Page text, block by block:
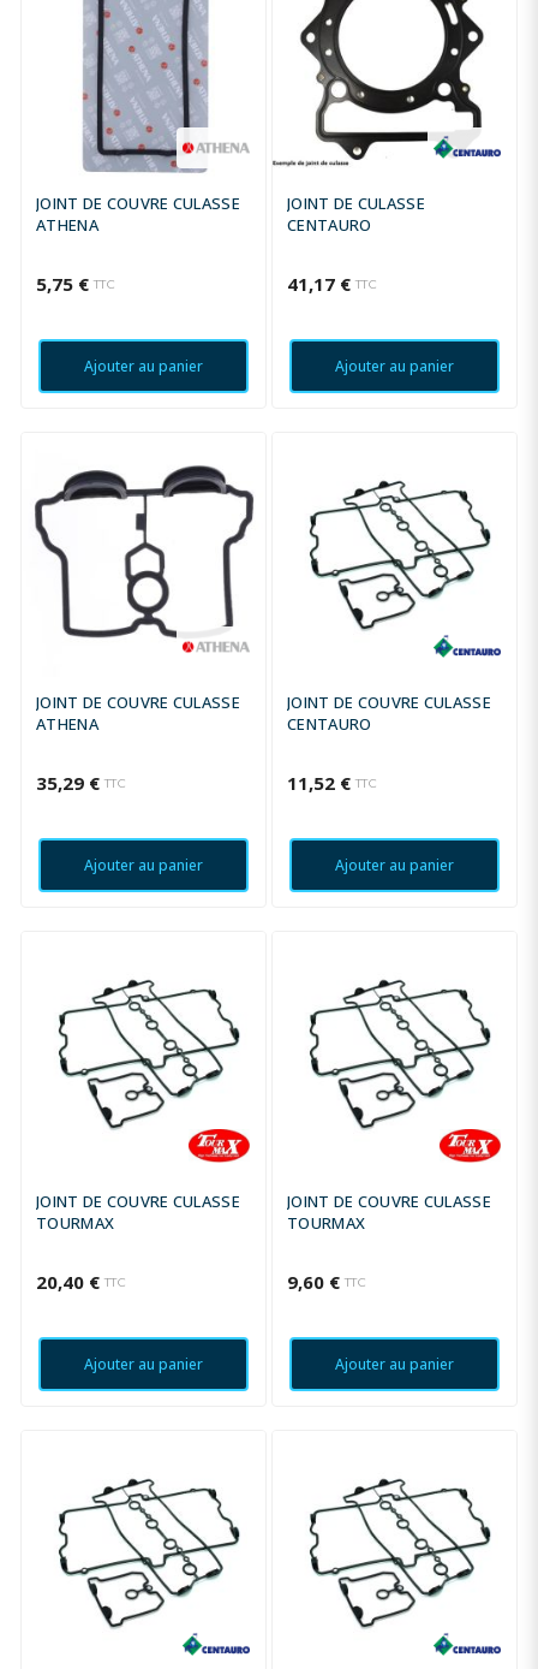
JOINT DE COUVRE CULASSE
ATHENA
5,75 € TTC
Ajouter au panier
JOINT DE CULASSE
CENTAURO
41,17 € TTC
Ajouter au panier
JOINT DE COUVRE CULASSE
ATHENA
35,29 € TTC
Ajouter au panier
JOINT DE COUVRE CULASSE
CENTAURO
11,52 € TTC
Ajouter au panier
JOINT DE COUVRE CULASSE
TOURMAX
20,40 € TTC
Ajouter au panier
JOINT DE COUVRE CULASSE
TOURMAX
9,60 € TTC
Ajouter au panier